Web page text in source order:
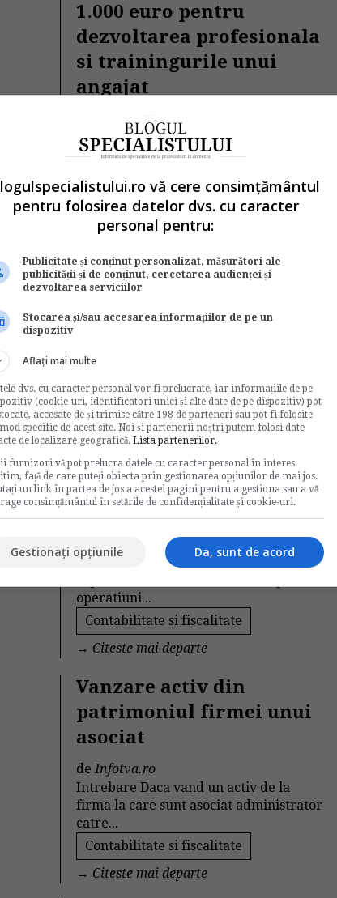
1.000 euro pentru
dezvoltarea profesionala
si trainingurile unui
angajat
Legislatiamuncii.ro
Bugetul anual alocat de companii
pentru activitatile de dezvoltare
Legislatia muncii
Citeste mai departe
Criza iti afecteaza
afacerea? Fii online!
deLiviu Deculescu
dezvoltarii unei afaceri profitabile este
Management si afaceri
→Citeste mai departe
Majorarea capitalului
social
de Contabilul.ro
Exemple de operatiuni de majorare a
operatiuni...
Contabilitate si fiscalitate
→ Citeste mai departe
Vanzare activ din
patrimoniul firmei unui
asociat
deInfotva.ro
Intrebare Daca vand un activ de la
firma la care sunt asociat administrator
catre...
Contabilitate si fiscalitate
→ Citeste mai departe
vă cere consimțământul
pentru folosirea datelor dvs. cu caracter
personal pentru:
Publicitate și conținut personalizat, măsurători ale
publicității și de conținut, cercetarea audienței și
dezvoltarea serviciilor
Stocarea și/sau accesarea informațiilor de pe un
dispozitiv
Aflați mai multe
dvs. cu caracter personal vor fi prelucrate, iar informațiile de pe
(cookie-uri, identificatori unici și alte date de pe dispozitiv) pot
accesate de și trimise către 198 de parteneri sau pot fi folosite
specific de acest site. Noi și partenerii noștri putem folosi date
de localizare geografică. Lista partenerilor.
furnizori vă pot prelucra datele cu caracter personal în interes
față de care puteți obiecta prin gestionarea opțiunilor de mai jos.
un link în partea de jos a acestei pagini pentru a gestiona sau a vă
consimțământul în setările de confidențialitate și cookie-uri.
Da, sunt de acord
Gestionați opțiunile